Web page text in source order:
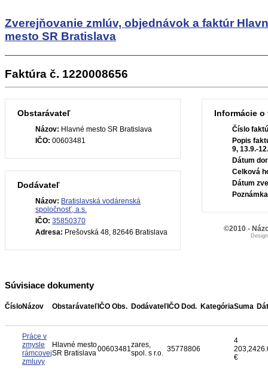
Zverejňovanie zmlúv, objednávok a faktúr
mesto SR Bratislava
Faktúra č. 1220008656
Obstarávateľ
Názov: Hlavné mesto SR Bratislava
IČO: 00603481
Dodávateľ
Názov: Bratislavská vodárenská
spoločnosť, a.s.
IČO: 35850370
Adresa: Prešovská 48, 82646 Bratislava
Informácie o
Číslo
Popis
9, 13.9.-
Dátum
Celková
Dátum
Súvisiace dokumenty
ČísloNázov Obstarávateľ IČO Obs. Dodávateľ IČO Dod. KategóriaSuma
Práce v
zmysle
rámcovej
zmluvy
Hlavné mesto
SR Bratislava00603481zares,
spol. s r.o. 35778806
4
203,24
€
©2010 -